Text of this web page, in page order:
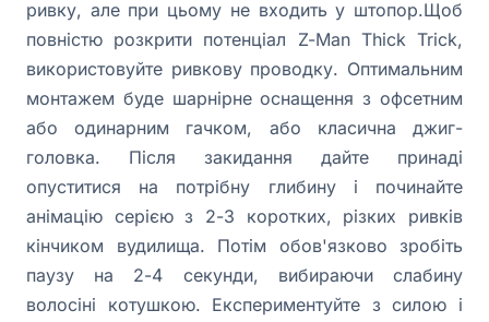
ривку, але при цьому не входить у штопор.Щоб
повністю розкрити потенціал Z-Man Thick Trick,
використовуйте ривкову проводку. Оптимальним
монтажем буде шарнірне оснащення з офсетним
або одинарним гачком, або класична джиг-
головка. Після закидання дайте принаді
опуститися на потрібну глибину і починайте
анімацію серією з 2-3 коротких, різких ривків
кінчиком вудилища. Потім обов'язково зробіть
паузу на 2-4 секунди, вибираючи слабину
волосіні котушкою. Експериментуйте з силою і